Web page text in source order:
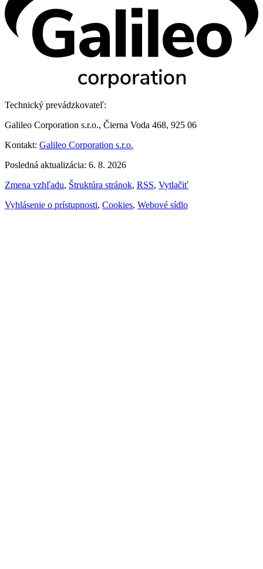
Technický prevádzkovateľ:
Galileo Corporation s.r.o., Čierna Voda 468, 925 06
Kontakt: Galileo Corporation s.r.o.
Posledná aktualizácia: 6. 8. 2026
Zmena vzhľadu, Štruktúra stránok, RSS, Vytlačiť
Vyhlásenie o prístupnosti, Cookies, Webové sídlo